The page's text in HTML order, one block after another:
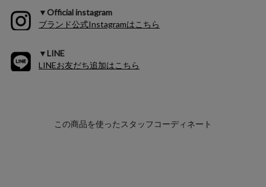
▼Official instagram
ブランド公式Instagramはこちら
▼LINE
LINEお友だち追加はこちら